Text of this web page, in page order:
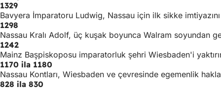
1329
Bavyera İmparatoru Ludwig, Nassau için ilk sikke
1298
Nassau Kralı Adolf, üç kuşak boyunca Walram soyundan
1242
Mainz Başpiskoposu imparatorluk şehri Wiesbaden'i
1170 ila 1180
Nassau Kontları, Wiesbaden ve çevresinde egemenlik
828 ila 830